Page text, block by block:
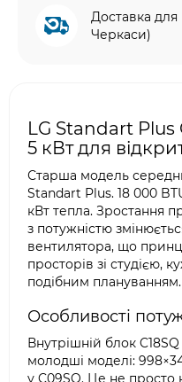
Доставка
Черкаси)
LG Standart Plus
5 кВт для
Старша модель
Standart Plus. 18 000
кВт тепла. Зростання
з потужністю
вентилятора, що
просторів зі студією,
подібним плануванням.
Особливості
Внутрішній блок
молодші моделі:
у C09SQ. Це не просто